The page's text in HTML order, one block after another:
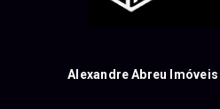
Alexandre Abreu Imóveis